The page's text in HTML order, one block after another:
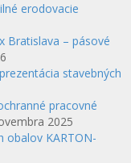
erodovacie
Bratislava – pásové
stavebných
pracovné
2025
obalov KARTON-